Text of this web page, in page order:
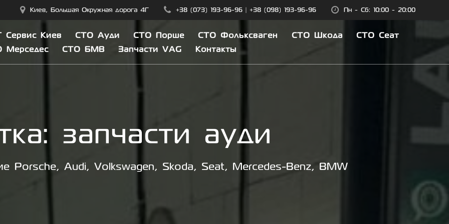
Киев, Большая Окружная дорога 4Г +38 (073) 193-96-96| +38 (098) 193-96-96 Пн - Сб: 10:00 - 20:00
Сервис Киев СТО Ауди СТО Порше СТО Фольксваген СТО Шкода
СТО Сеат
Мерседес
СТО БМВ Запчасти VAG Контакты
запчасти ауди
Porsche, Audi, Volkswagen, Skoda, Seat, Mercedes-Benz, BMW